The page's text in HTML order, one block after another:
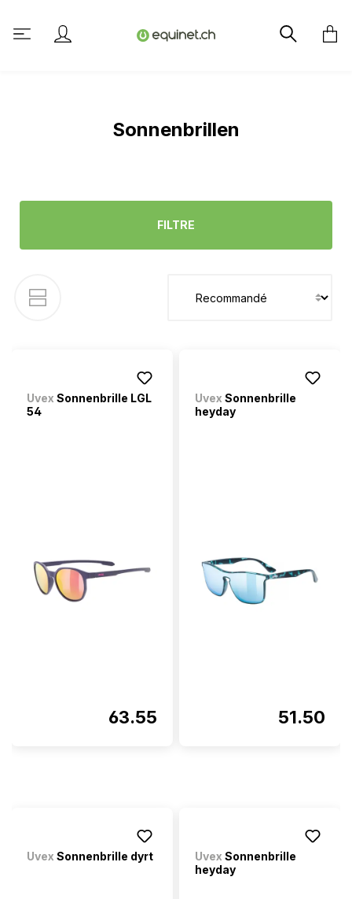
Sonnenbrillen
FILTRE
Uvex Sonnenbrille LGL
54
63.55
Uvex Sonnenbrille
heyday
51.50
Uvex Sonnenbrille dyrt Uvex Sonnenbrille
heyday